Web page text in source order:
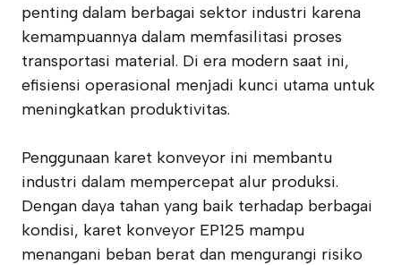
penting dalam berbagai sektor industri karena
kemampuannya dalam memfasilitasi proses
transportasi material. Di era modern saat ini,
efisiensi operasional menjadi kunci utama untuk
meningkatkan produktivitas.
Penggunaan karet konveyor ini membantu
industri dalam mempercepat alur produksi.
Dengan daya tahan yang baik terhadap berbagai
kondisi, karet konveyor EP125 mampu
menangani beban berat dan mengurangi risiko